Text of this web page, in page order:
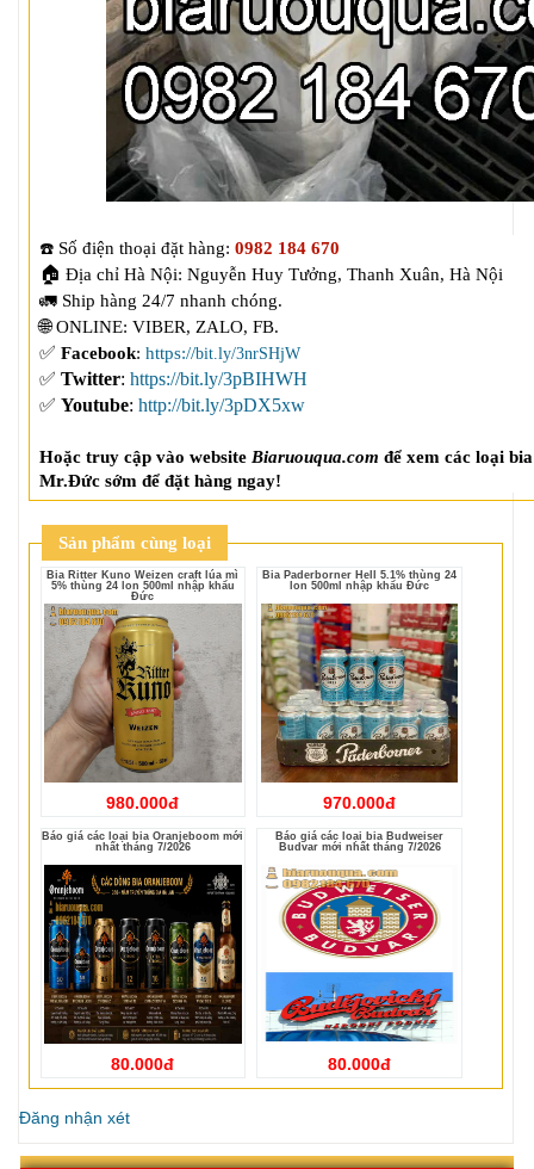
☎️ Số điện thoại đặt hàng: 0982 184 670
🏠 Địa chỉ Hà Nội: Nguyễn Huy Tưởng, Thanh Xuân, Hà Nội
🌐ONLINE: VIBER, ZALO, FB.
✅ Facebook: https://bit.ly/3nrSHjW
✅ Twitter: https://bit.ly/3pBIHWH
✅ Youtube: http://bit.ly/3pDX5xw
Hoặc truy cập vào website Biaruouqua.com để xem các loại
Mr.Đức sớm để đặt hàng ngay!
Sản phẩm cùng loại
Bia Ritter Kuno Weizen craft lúa mì
5% thùng 24 lon 500ml nhập khẩu
Đức
980.000đ
Bia Paderborner Hell 5.1% thùng 24
lon 500ml nhập khẩu Đức
970.000đ
Báo giá các loại bia Oranjeboom mới
nhất tháng 7/2026
80.000đ
Báo giá các loại bia Budweiser
Budvar mới nhất tháng 7/2026
80.000đ
Đăng nhận xét